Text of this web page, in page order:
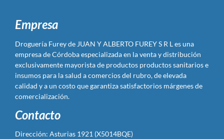
Empresa
Droguería Furey de JUAN Y ALBERTO FUREY S R L es una
empresa de Córdoba especializada en la venta y distribución
exclusivamente mayorista de productos productos sanitarios e
insumos para la salud a comercios del rubro, de elevada
calidad y a un costo que garantiza satisfactorios márgenes de
comercialización.
Contacto
Dirección: Asturias 1921 (X5014BQE)